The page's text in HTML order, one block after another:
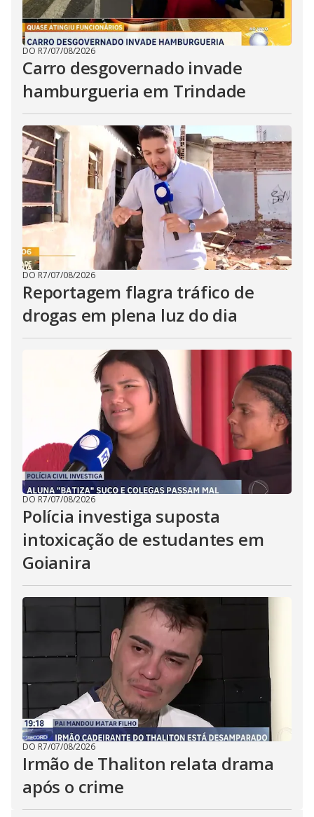
DO R7/07/08/2026
Carro desgovernado invade
hamburgueria em Trindade
DO R7/07/08/2026
Reportagem flagra tráfico de
drogas em plena luz do dia
DO R7/07/08/2026
Polícia investiga suposta
intoxicação de estudantes em
Goianira
DO R7/07/08/2026
Irmão de Thaliton relata drama
após o crime